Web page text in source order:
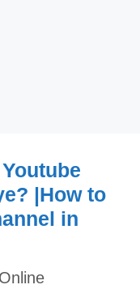
|How to
in